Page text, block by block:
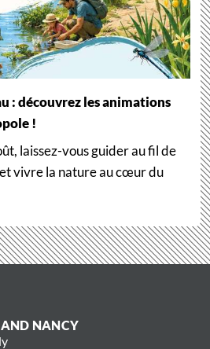
: découvrez les animations
!
laissez-vous guider au fil de
vivre la nature au cœur du
NANCY